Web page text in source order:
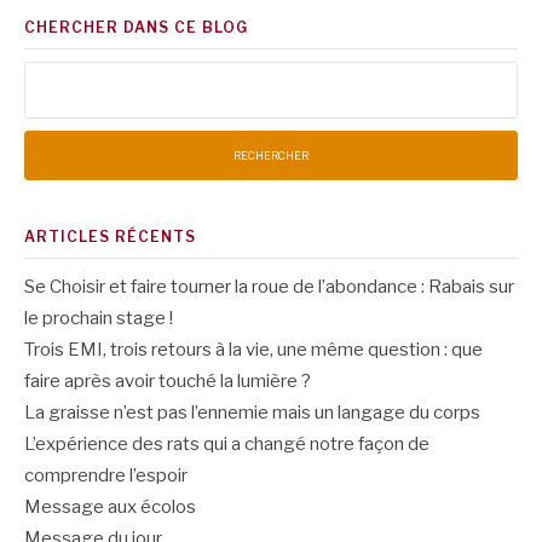
CHERCHER DANS CE BLOG
ARTICLES RÉCENTS
Se Choisir et faire tourner la roue de l’abondance : Rabais sur
le prochain stage !
Trois EMI, trois retours à la vie, une même question : que
faire après avoir touché la lumière ?
La graisse n’est pas l’ennemie mais un langage du corps
L’expérience des rats qui a changé notre façon de
comprendre l’espoir
Message aux écolos